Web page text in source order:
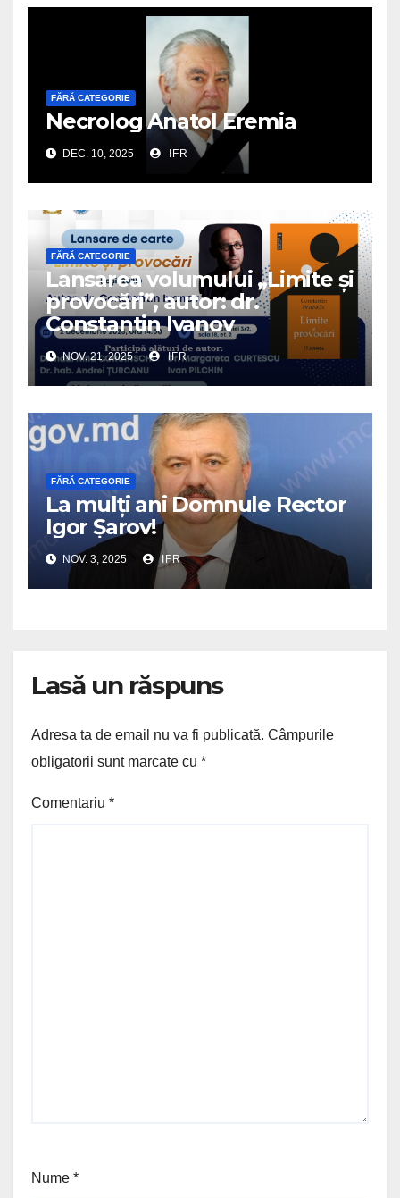
FĂRĂ CATEGORIE
Necrolog Anatol Eremia
DEC. 10, 2025 IFR
FĂRĂ CATEGORIE
Lansarea volumului „Limite și
provocări”, autor: dr.
Constantin Ivanov
NOV. 21, 2025 IFR
FĂRĂ CATEGORIE
La mulți ani Domnule Rector
Igor Șarov!
NOV. 3, 2025 IFR
Lasă un răspuns
Adresa ta de email nu va fi publicată. Câmpurile
obligatorii sunt marcate cu *
Comentariu *
Nume *